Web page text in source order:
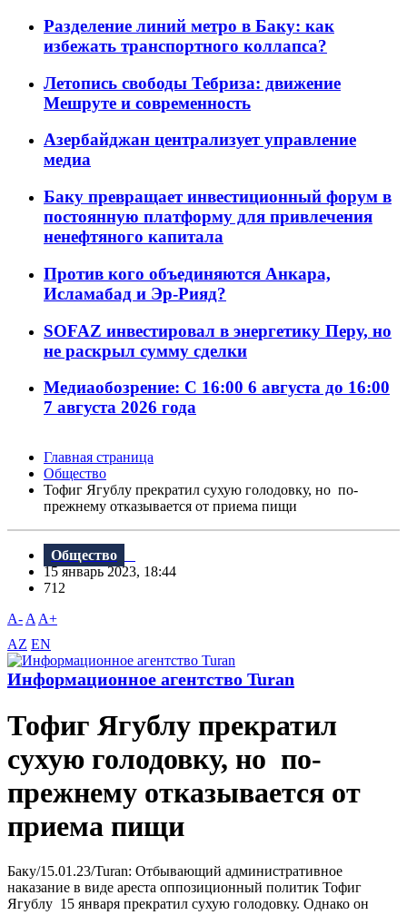
Разделение линий метро в Баку: как
избежать транспортного коллапса?
Летопись свободы Тебриза: движение
Мешруте и современность
Азербайджан централизует управление
медиа
Баку превращает инвестиционный форум в
постоянную платформу для привлечения
ненефтяного капитала
Против кого объединяются Анкара,
Исламабад и Эр-Рияд?
SOFAZ инвестировал в энергетику Перу, но
не раскрыл сумму сделки
Медиаобозрение: С 16:00 6 августа до 16:00
7 августа 2026 года
Главная страница
Общество
Тофиг Ягублу прекратил сухую голодовку, но по-
прежнему отказывается от приема пищи
Общество
15 январь 2023, 18:44
712
A- A A+
AZ EN
Информационное агентство Turan
Тофиг Ягублу прекратил
сухую голодовку, но по-
прежнему отказывается от
приема пищи
Баку/15.01.23/Turan: Отбывающий административное
наказание в виде ареста оппозиционный политик Тофиг
Ягублу 15 января прекратил сухую голодовку. Однако он